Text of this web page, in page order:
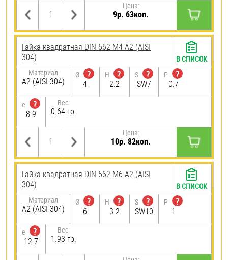
Цена:
9р. 63коп.
Гайка квадратная DIN 562 М4 А2 (AISI
304)
Материал
А2 (AISI 304)
Ø
?
4
H
?
2.2
S
?
SW7
P
?
0.7
e
?
8.9
Вес:
0.64 гр.
Цена:
10р. 82коп.
В СПИСОК
Гайка квадратная DIN 562 М6 А2 (AISI
304)
Материал
А2 (AISI 304)
Ø
?
6
H
?
3.2
S
?
SW10
P
?
1
e
?
12.7
Вес:
1.93 гр.
В СПИСОК